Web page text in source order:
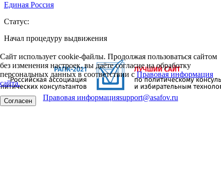
Единая Россия
Статус:
Начал процедуру выдвижения
Сайт использует cookie-файлы. Продолжая пользоваться сайтом
без изменения настроек, вы даёте согласие на обработку
персональных данных в соответствии сПравовая информация
сайта.
Согласен Правовая информацияsupport@asafov.ru